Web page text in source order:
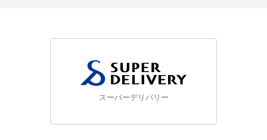
スーパーデリバリー